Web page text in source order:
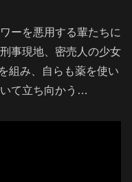
ーを悪用する輩たちに
事現地、密売人の少女
組み、自らも薬を使い
て立ち向かう…